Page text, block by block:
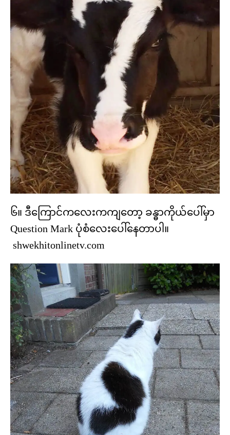
၆။ ဒီကြောင်ကလေးကကျတော့ ခန္ဓာကိုယ်ပေါ်မှာ
Question Mark ပုံစံလေးပေါ်နေတာပါ။
shwekhitonlinetv.com